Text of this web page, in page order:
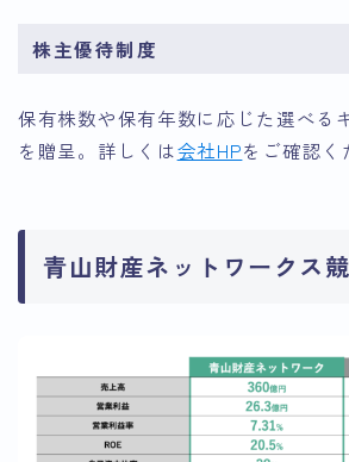
株主優待制度
保有株数や保有年数に応じた選べる
を贈呈。詳しくは会社HPをご確認く
青山財産ネットワークス